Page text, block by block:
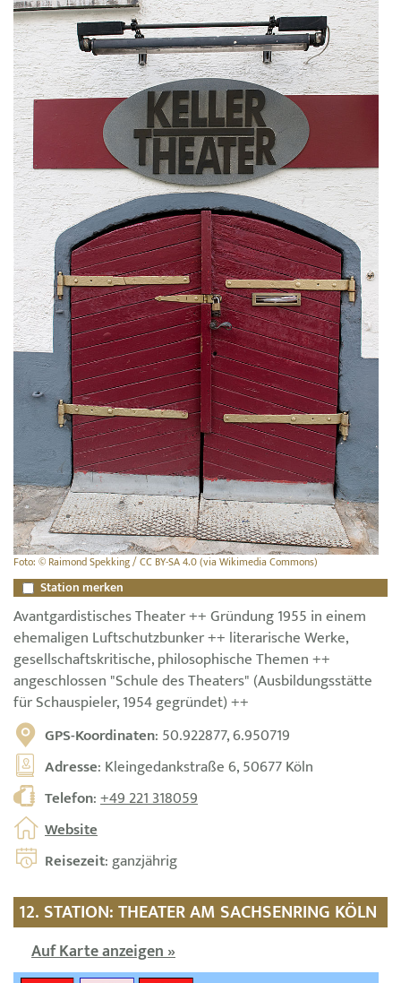
Foto: © Raimond Spekking / CC BY-SA 4.0 (via Wikimedia Commons)
Station merken
Avantgardistisches Theater ++ Gründung 1955 in einem
ehemaligen Luftschutzbunker ++ literarische Werke,
gesellschaftskritische, philosophische Themen ++
angeschlossen "Schule des Theaters" (Ausbildungsstätte
für Schauspieler, 1954 gegründet) ++
GPS-Koordinaten: 50.922877, 6.950719
Adresse: Kleingedankstraße 6, 50677 Köln
Telefon:+49 221 318059
Website
Reisezeit: ganzjährig
12. STATION: THEATER AM SACHSENRING KÖLN
Auf Karte anzeigen »